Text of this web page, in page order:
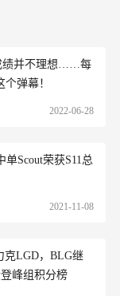
绩并不理想……每
弹幕！
2022-06-28
Scout荣获S11总
2021-11-08
克LGD，BLG继
峰组积分榜